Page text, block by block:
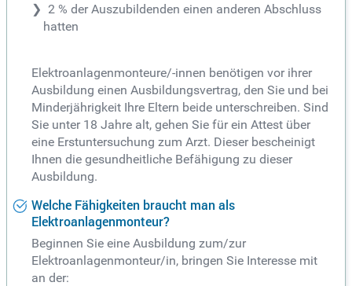
2 % der Auszubildenden einen anderen Abschluss
hatten
Elektroanlagenmonteure/-innen benötigen vor ihrer
Ausbildung einen Ausbildungsvertrag, den Sie und bei
Minderjährigkeit Ihre Eltern beide unterschreiben. Sind
Sie unter 18 Jahre alt, gehen Sie für ein Attest über
eine Erstuntersuchung zum Arzt. Dieser bescheinigt
Ihnen die gesundheitliche Befähigung zu dieser
Ausbildung.
Welche Fähigkeiten braucht man als
Elektroanlagenmonteur?
Beginnen Sie eine Ausbildung zum/zur
Elektroanlagenmonteur/in, bringen Sie Interesse mit
an der: